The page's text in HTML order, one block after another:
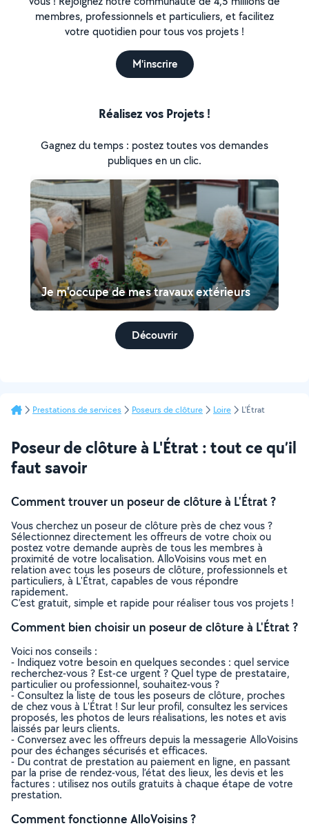
membres, professionnels et particuliers, et facilitez
votre quotidien pour tous vos projets !
M'inscrire
Réalisez vos Projets !
Gagnez du temps : postez toutes vos demandes
publiques en un clic.
Je m'occupe de mes travaux extérieurs
Découvrir
Prestations de services Poseurs de clôture Loire L'Étrat
Poseur de clôture à L'Étrat : tout ce qu’il
faut savoir
Comment trouver un poseur de clôture à L'Étrat ?
Vous cherchez un poseur de clôture près de chez vous ?
Sélectionnez directement les offreurs de votre choix ou
postez votre demande auprès de tous les membres à
proximité de votre localisation. AlloVoisins vous met en
relation avec tous les poseurs de clôture, professionnels et
particuliers, à L'Étrat, capables de vous répondre
rapidement.
C’est gratuit, simple et rapide pour réaliser tous vos projets !
Comment bien choisir un poseur de clôture à L'Étrat ?
Voici nos conseils :
- Indiquez votre besoin en quelques secondes : quel service
recherchez-vous ? Est-ce urgent ? Quel type de prestataire,
particulier ou professionnel, souhaitez-vous ?
- Consultez la liste de tous les poseurs de clôture, proches
de chez vous à L'Étrat ! Sur leur profil, consultez les services
proposés, les photos de leurs réalisations, les notes et avis
laissés par leurs clients.
- Conversez avec les offreurs depuis la messagerie AlloVoisins
pour des échanges sécurisés et efficaces.
- Du contrat de prestation au paiement en ligne, en passant
par la prise de rendez-vous, l’état des lieux, les devis et les
factures : utilisez nos outils gratuits à chaque étape de votre
prestation.
Comment fonctionne AlloVoisins ?